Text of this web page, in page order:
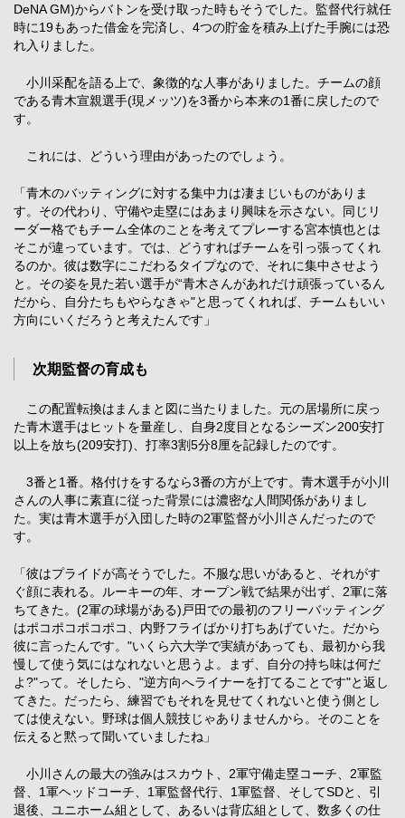
DeNA GM)からバトンを受け取った時もそうでした。監督代行就任
時に19もあった借金を完済し、4つの貯金を積み上げた手腕には恐
れ入りました。
小川采配を語る上で、象徴的な人事がありました。チームの顔
である青木宣親選手(現メッツ)を3番から本来の1番に戻したので
す。
これには、どういう理由があったのでしょう。
「青木のバッティングに対する集中力は凄まじいものがありま
す。その代わり、守備や走塁にはあまり興味を示さない。同じリ
ーダー格でもチーム全体のことを考えてプレーする宮本慎也とは
そこが違っています。では、どうすればチームを引っ張ってくれ
るのか。彼は数字にこだわるタイプなので、それに集中させよう
と。その姿を見た若い選手が“青木さんがあれだけ頑張っているん
だから、自分たちもやらなきゃ"と思ってくれれば、チームもいい
方向にいくだろうと考えたんです」
次期監督の育成も
この配置転換はまんまと図に当たりました。元の居場所に戻っ
た青木選手はヒットを量産し、自身2度目となるシーズン200安打
以上を放ち(209安打)、打率3割5分8厘を記録したのです。
3番と1番。格付けをするなら3番の方が上です。青木選手が小川
さんの人事に素直に従った背景には濃密な人間関係がありまし
た。実は青木選手が入団した時の2軍監督が小川さんだったので
す。
「彼はプライドが高そうでした。不服な思いがあると、それがす
ぐ顔に表れる。ルーキーの年、オープン戦で結果が出ず、2軍に落
ちてきた。(2軍の球場がある)戸田での最初のフリーバッティング
はポコポコポコポコ、内野フライばかり打ちあげていた。だから
彼に言ったんです。"いくら六大学で実績があっても、最初から我
慢して使う気にはなれないと思うよ。まず、自分の持ち味は何だ
よ?"って。そしたら、"逆方向へライナーを打てることです"と返し
てきた。だったら、練習でもそれを見せてくれないと使う側とし
ては使えない。野球は個人競技じゃありませんから。そのことを
伝えると黙って聞いていましたね」
小川さんの最大の強みはスカウト、2軍守備走塁コーチ、2軍監
督、1軍ヘッドコーチ、1軍監督代行、1軍監督、そしてSDと、引
退後、ユニホーム組として、あるいは背広組として、数多くの仕